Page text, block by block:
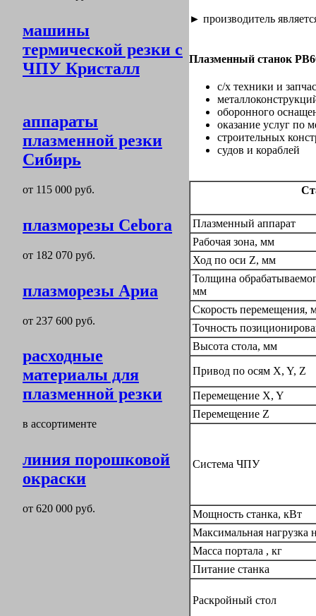
машины
термической резки с
ЧПУ Кристалл
аппараты
плазменной резки
Сибирь
от 115 000 руб.
плазморезы Cebora
от 182 070 руб.
плазморезы Ариа
от 237 600 руб.
расходные
материалы для
плазменной резки
в ассортименте
линия порошковой
окраски
от 620 000 руб.
► производитель
Плазменный станок
с/х техники и
оборонного
оказание услуг по
строительных
судов и кораблей
Плазменный аппарат
Рабочая зона, мм
Ход по оси Z, мм
Толщина
мм
Скорость перемещения,
Точность
Высота стола, мм
Привод по осям X, Y, Z
Перемещение X, Y
Перемещение Z
Система ЧПУ
Мощность станка, кВт
Максимальная нагрузка
Масса портала , кг
Питание станка
Раскройный стол